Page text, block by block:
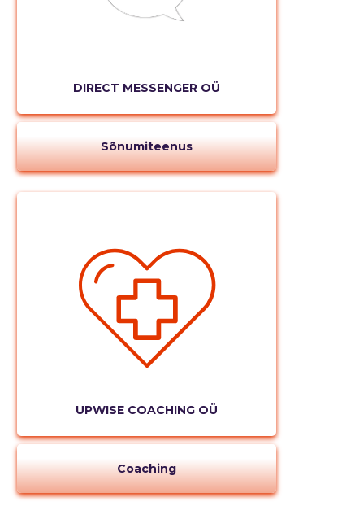
DIRECT MESSENGER OÜ
Sõnumiteenus
UPWISE COACHING OÜ
Coaching